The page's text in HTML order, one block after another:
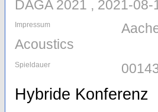
DAGA 2021 , 2021-
Impressum
Acoustics
Spieldauer
Hybride Konferenz